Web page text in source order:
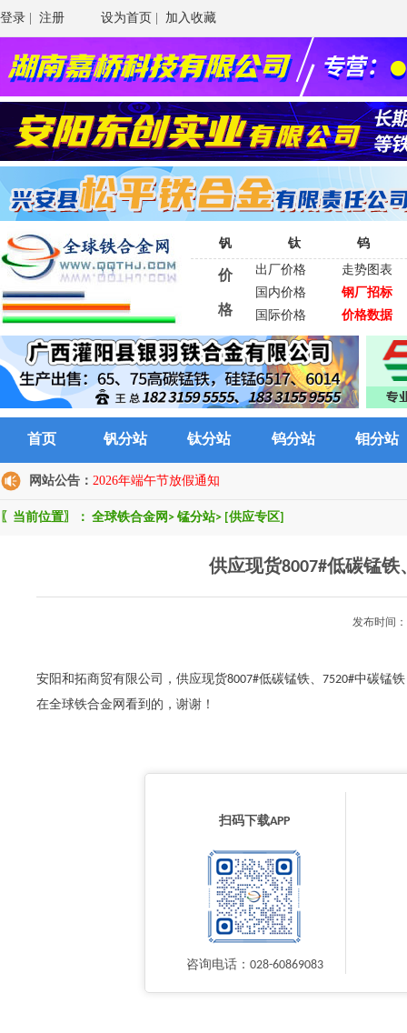
登录 注册 设为首页 加入收藏
钒 钛 钨
价
格
出厂价格
走势图表
国内价格
钢厂招标
国际价格
价格数据
首页 钒分站 钛分站 钨分站 钼分站
网站公告： 2026年端午节放假通知
〖当前位置〗： 全球铁合金网 > 锰分站> [供应专区]
供应现货8007#低碳锰
发布时间
安阳和拓商贸有限公司，供应现货8007#低碳锰铁、7520#中碳
在全球铁合金网看到的，谢谢！
扫码下载APP
咨询电话：028-60869083